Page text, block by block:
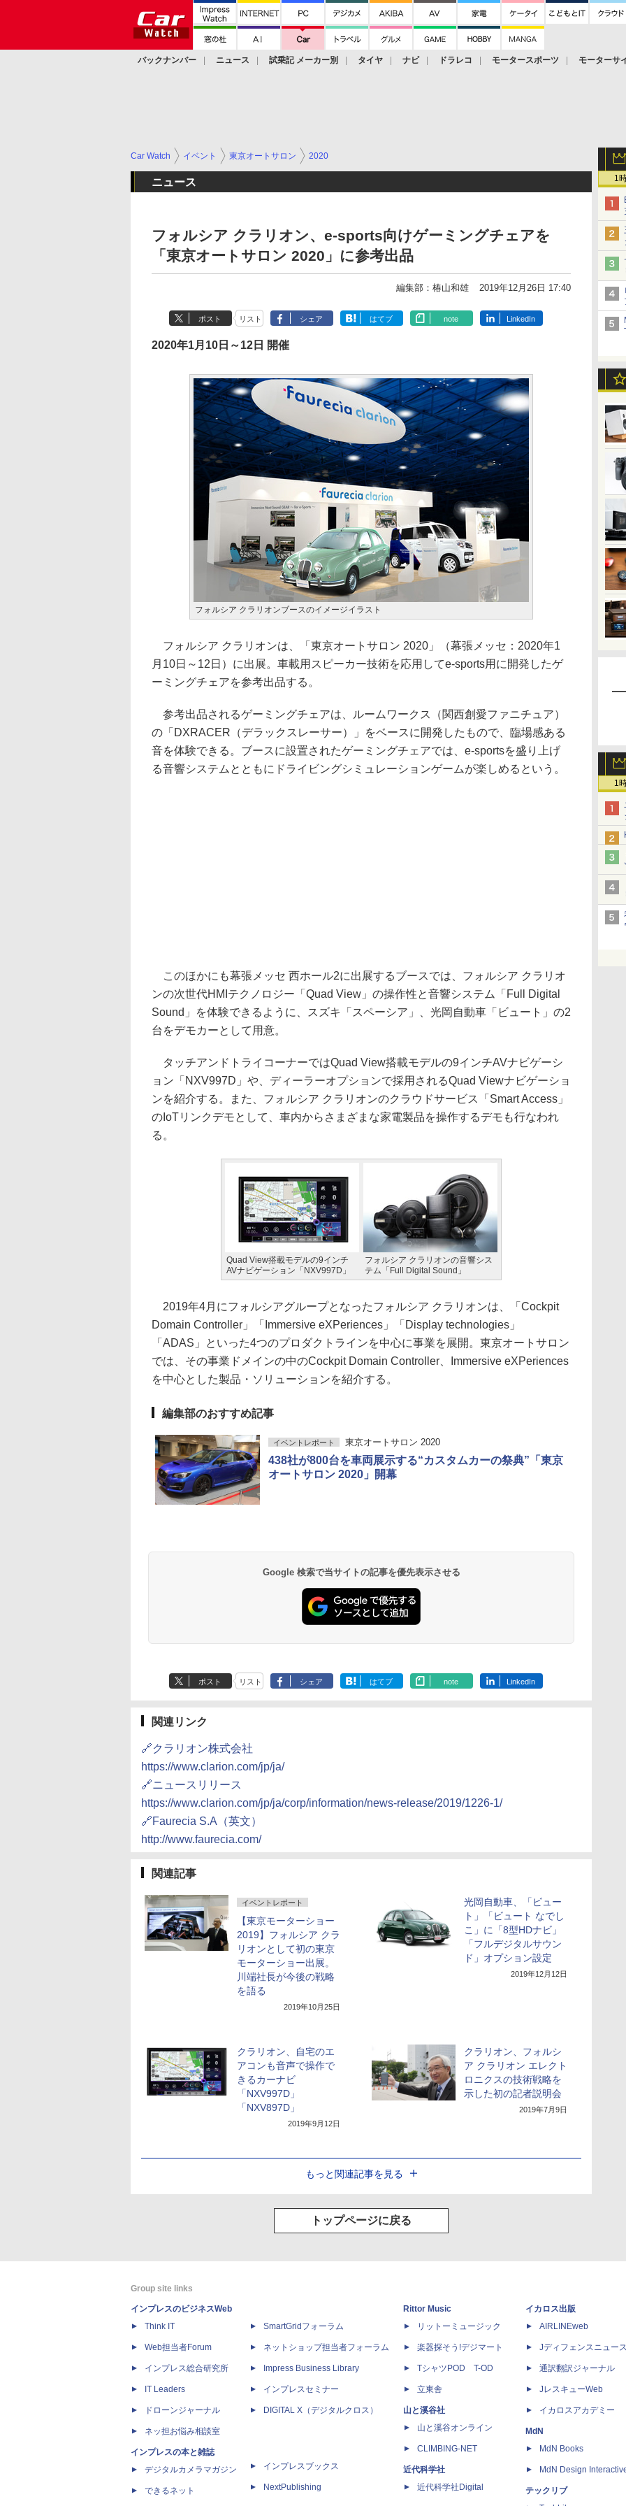
バックナンバー ニュース 試乗記 メーカー別 タイヤ ナビ ドラレコ モータースポーツ モーターサ
1
1
Car Watch イベント 東京オートサロン 2020
ニュース
フォルシア クラリオン、e-sports向けゲーミングチェアを
「東京オートサロン 2020」に参考出品
編集部：椿山和雄 2019年12月26日 17:40
ポスト リスト シェア はてブ note LinkedIn
2020年1月10日～12日 開催
フォルシア クラリオンブースのイメージイラスト
フォルシア クラリオンは、「東京オートサロン 2020」（幕張メッセ：2020年1
月10日～12日）に出展。車載用スピーカー技術を応用してe-sports用に開発したゲ
ーミングチェアを参考出品する。
参考出品されるゲーミングチェアは、ルームワークス（関西創愛ファニチュア）
の「DXRACER（デラックスレーサー）」をベースに開発したもので、臨場感ある
音を体験できる。ブースに設置されたゲーミングチェアでは、e-sportsを盛り上げ
る音響システムとともにドライビングシミュレーションゲームが楽しめるという。
このほかにも幕張メッセ 西ホール2に出展するブースでは、フォルシア クラリオ
ンの次世代HMIテクノロジー「Quad View」の操作性と音響システム「Full Digital
Sound」を体験できるように、スズキ「スペーシア」、光岡自動車「ビュート」の2
台をデモカーとして用意。
タッチアンドトライコーナーではQuad View搭載モデルの9インチAVナビゲーシ
ョン「NXV997D」や、ディーラーオプションで採用されるQuad Viewナビゲーショ
ンを紹介する。また、フォルシア クラリオンのクラウドサービス「Smart Access」
のIoTリンクデモとして、車内からさまざまな家電製品を操作するデモも行なわれ
る。
Quad View搭載モデルの9インチ
AVナビゲーション「NXV997D」
フォルシア クラリオンの音響シス
テム「Full Digital Sound」
2019年4月にフォルシアグループとなったフォルシア クラリオンは、「Cockpit
Domain Controller」「Immersive eXPeriences」「Display technologies」
「ADAS」といった4つのプロダクトラインを中心に事業を展開。東京オートサロン
では、その事業ドメインの中のCockpit Domain Controller、Immersive eXPeriences
を中心とした製品・ソリューションを紹介する。
編集部のおすすめ記事
イベントレポート 東京オートサロン 2020
438社が800台を車両展示する“カスタムカーの祭典”「東京
オートサロン 2020」開幕
Google 検索で当サイトの記事を優先表示させる
ポスト リスト シェア はてブ note LinkedIn
関連リンク
🔗クラリオン株式会社
https://www.clarion.com/jp/ja/
🔗ニュースリリース
https://www.clarion.com/jp/ja/corp/information/news-release/2019/1226-1/
🔗Faurecia S.A（英文）
http://www.faurecia.com/
関連記事
イベントレポート
【東京モーターショー
2019】フォルシア クラ
リオンとして初の東京
モーターショー出展。
川端社長が今後の戦略
を語る
2019年10月25日
光岡自動車、「ビュー
ト」「ビュート なでし
こ」に「8型HDナビ」
「フルデジタルサウン
ド」オプション設定
2019年12月12日
クラリオン、自宅のエ
アコンも音声で操作で
きるカーナビ
「NXV997D」
「NXV897D」
2019年9月12日
クラリオン、フォルシ
ア クラリオン エレクト
ロニクスの技術戦略を
示した初の記者説明会
2019年7月9日
もっと関連記事を見る
トップページに戻る
Group site links
インプレスのビジネスWeb
Think IT
Web担当者Forum
インプレス総合研究所
IT Leaders
ドローンジャーナル
ネッ担お悩み相談室
インプレスの本と雑誌
デジタルカメラマガジン
できるネット
SmartGridフォーラム
ネットショップ担当者フォーラム
Impress Business Library
インプレスセミナー
DIGITAL X（デジタルクロス）
インプレスブックス
NextPublishing
Rittor Music
リットーミュージック
楽器探そう!デジマート
TシャツPOD T-OD
立東舎
山と溪谷社
山と溪谷オンライン
CLIMBING-NET
近代科学社
近代科学社Digital
イカロス出版
AIRLINEweb
Jディフェンスニュース
通訳翻訳ジャーナル
JレスキューWeb
イカロスアカデミー
MdN
MdN Books
MdN Design
テックリブ